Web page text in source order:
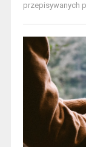
przepisywanych